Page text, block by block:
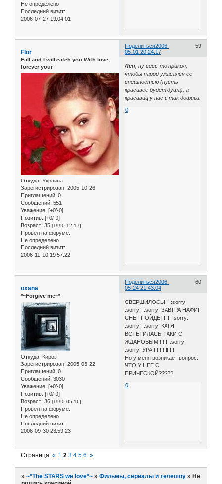
Не определено
Последний визит:
2006-07-27 19:04:01
Поделиться 59
2006-
05-01 20:24:17
Flor
Fall and I will catch you With love,
forever your
Откуда: Украина
Зарегистрирован: 2005-10-26
Приглашений: 0
Сообщений: 551
Уважение: [+0/-0]
Позитив: [+0/-0]
Возраст: 35 [1990-12-17]
Провел на форуме:
Не определено
Последний визит:
2006-11-10 19:57:22
Лен , ну весь-то прикол,
чтобы народ ужасался её
внешностью (пусть
красивее будет душа), а
красавиц у нас и так дофига.
0
Поделиться 60
2006-
05-24 21:43:04
oxana
*~Forgive me~*
Откуда: Киров
Зарегистрирован: 2005-03-22
Приглашений: 0
Сообщений: 3030
Уважение: [+0/-0]
Позитив: [+0/-0]
Возраст: 36 [1990-05-16]
Провел на форуме:
Не определено
Последний визит:
2006-09-30 23:59:23
СВЕРШИЛОСЬ!!! :sorry:
:sorry: :sorry: ЗАВТРА НАФИГ
СНЕГ ПОЙДЕТ!!!! :sorry:
:sorry: :sorry: КАТЯ
ВСТЕТИЛАСЬ-ТАКИ С
ЖДАНОВЫМ!!!!!! :sorry:
:sorry: УРА!!!!!!!!!!!!!!!
Но у меня возникает вопрос:
ЧТО У НЕЕ С
ПРИЧЕСКОЙ?????
0
Страница:« 1 2 3 4 5 6 »
»~*The STARS we love*~ »Фильмы, сериалы и телешоу » Не